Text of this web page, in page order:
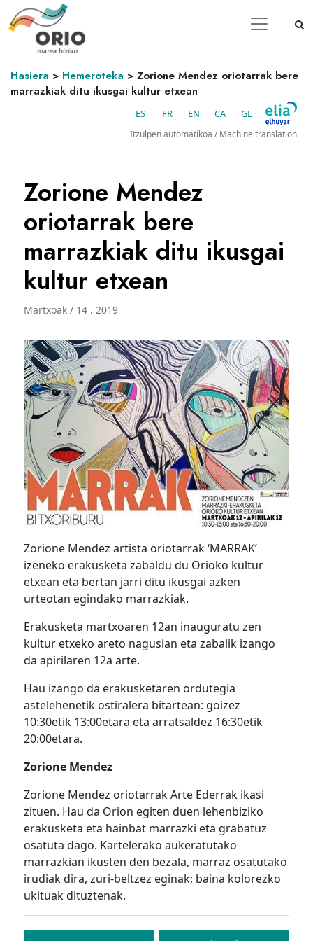
Hasiera > Hemeroteka > Zorione Mendez oriotarrak bere
marrazkiak ditu ikusgai kultur etxean
ES FR EN CA GL
Itzulpen automatikoa / Machine translation
Zorione Mendez
oriotarrak bere
marrazkiak ditu ikusgai
kultur etxean
Martxoak / 14 . 2019
Zorione Mendez artista oriotarrak ‘MARRAK’
izeneko erakusketa zabaldu du Orioko kultur
etxean eta bertan jarri ditu ikusgai azken
urteotan egindako marrazkiak.
Erakusketa martxoaren 12an inauguratu zen
kultur etxeko areto nagusian eta zabalik izango
da apirilaren 12a arte.
Hau izango da erakusketaren ordutegia
astelehenetik ostiralera bitartean: goizez
10:30etik 13:00etara eta arratsaldez 16:30etik
20:00etara.
Zorione Mendez
Zorione Mendez oriotarrak Arte Ederrak ikasi
zituen. Hau da Orion egiten duen lehenbiziko
erakusketa eta hainbat marrazki eta grabatuz
osatuta dago. Kartelerako aukeratutako
marrazkian ikusten den bezala, marraz osatutako
irudiak dira, zuri-beltzez eginak; baina kolorezko
ukituak dituztenak.
Bidalketetan